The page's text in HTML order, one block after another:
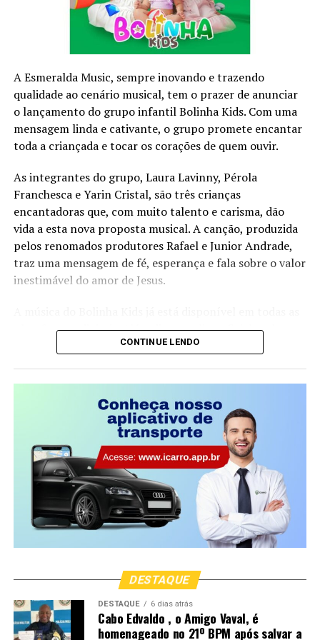
Comoção grave de repercussão nacional;
Fracasso das medidas tomadas no estado de defesa;
Declaração de guerra ou resposta à agressão armada
estrangeira.
O decreto do estado de sítio só acontece se o presidente
seguir o seguinte roteiro: primeiro, ele deve consultar o
Conselho da República e o Conselho da Defesa. Uma vez
feita a consulta (o papel dos dois conselhos é apenas
opinativo), o presidente deve encaminhar pedido de
O estado de sítio só pode ser implantado no Brasil caso
seja aprovado no Congresso Nacional.
O estado de sítio só pode ser implantado no Brasil caso
seja aprovado no Congresso Nacional.
O Congresso Nacional deve reunir-se em até cinco dias
para votar a aprovação desse pedido. Para ser aprovado,
naturalmente, a medida não entra em vigor.
pela nossa Constituição”
A Esmeralda Music, sempre inovando e trazendo
qualidade ao cenário musical, tem o prazer de anunciar
o lançamento do grupo infantil Bolinha Kids. Com uma
mensagem linda e cativante, o grupo promete encantar
toda a criançada e tocar os corações de quem ouvir.
As integrantes do grupo, Laura Lavinny, Pérola
Franchesca e Yarin Cristal, são três crianças
encantadoras que, com muito talento e carisma, dão
vida a esta nova proposta musical. A canção, produzida
pelos renomados produtores Rafael e Junior Andrade,
traz uma mensagem de fé, esperança e fala sobre o valor
inestimável do amor de Jesus.
plataformas digitais. Além disso, o clipe oficial pode ser
assistido na íntegra no YouTube. Não perca a
lançamento especial:
CONTINUE LENDO
DESTAQUE
DESTAQUE 6 dias atrás
Cabo Edvaldo , o Amigo Vaval, é
homenageado no 21º BPM após salvar a